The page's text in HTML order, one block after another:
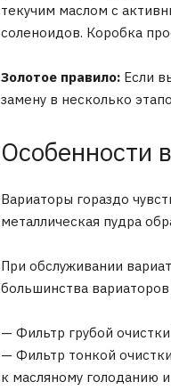
текучим маслом с
соленоидов. Коробка
Золотое правило: Если
замену в несколько
Особенности
Вариаторы гораздо
металлическая пудра
При обслуживании
большинства
— Фильтр грубой
— Фильтр тонкой
к масляному голоданию